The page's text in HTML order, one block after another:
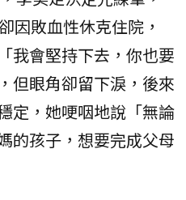
因敗血性休克住院，
我會堅持下去，你也要
但眼角卻留下淚，後來
定，她哽咽地說「無論
的孩子，想要完成父母